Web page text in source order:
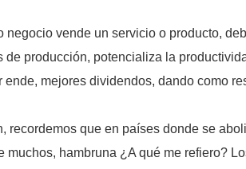
vende un servicio o producto,
producción, potencializa la
mejores dividendos, dando como
recordemos que en países donde se
hambruna ¿A qué me refiero?